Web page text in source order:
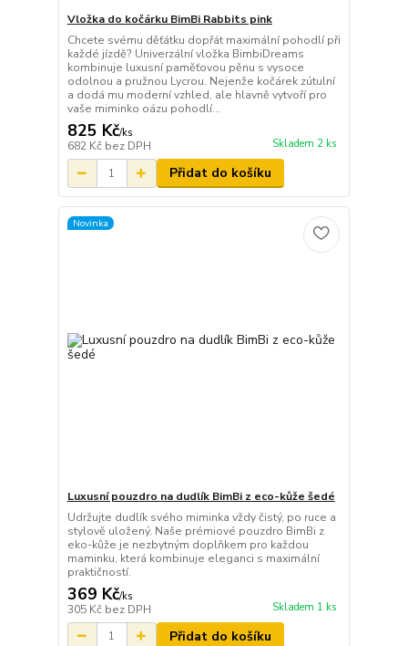
Vložka do kočárku BimBi Rabbits pink
Chcete svému děťátku dopřát maximální pohodlí při
každé jízdě? Univerzální vložka BimbiDreams
kombinuje luxusní paměťovou pěnu s vysoce
odolnou a pružnou Lycrou. Nejenže kočárek zútulní
a dodá mu moderní vzhled, ale hlavně vytvoří pro
vaše miminko oázu pohodlí...
825 Kč/ks
682 Kč bez DPH Skladem 2 ks
Přidat do košíku
Novinka
Luxusní pouzdro na dudlík BimBi z eco-kůže šedé
Udržujte dudlík svého miminka vždy čistý, po ruce a
stylově uložený. Naše prémiové pouzdro BimBi z
eko-kůže je nezbytným doplňkem pro každou
maminku, která kombinuje eleganci s maximální
praktičností.
369 Kč/ks
305 Kč bez DPH Skladem 1 ks
Přidat do košíku